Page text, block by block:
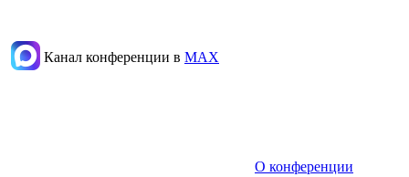
Канал конференции в МАХ
О конференции